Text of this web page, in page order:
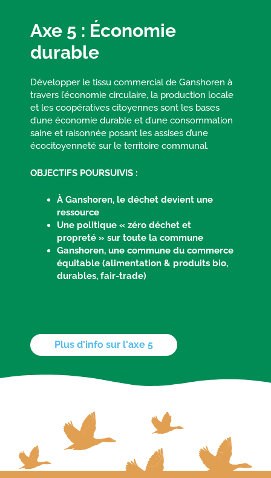
Axe 5 : Économie
durable
Développer le tissu commercial de Ganshoren à
travers l’économie circulaire, la production locale
et les coopératives citoyennes sont les bases
d’une économie durable et d’une consommation
saine et raisonnée posant les assises d’une
écocitoyenneté sur le territoire communal.
OBJECTIFS POURSUIVIS :
À Ganshoren, le déchet devient une
ressource
Une politique « zéro déchet et
propreté » sur toute la commune
Ganshoren, une commune du commerce
équitable (alimentation & produits bio,
durables, fair-trade)
Plus d'info sur l'axe 5